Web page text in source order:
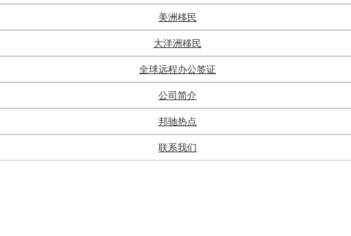
美洲移民
大洋洲移民
全球远程办公签证
公司简介
邦驰热点
联系我们